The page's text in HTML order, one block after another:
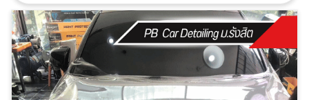
ภายในรถ